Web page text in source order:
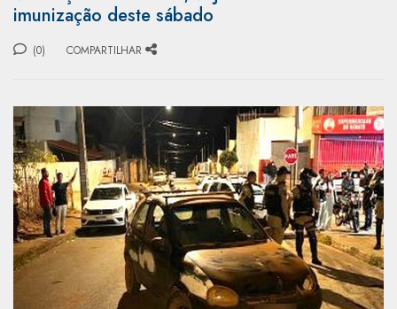
imunização deste sábado
(0) COMPARTILHAR